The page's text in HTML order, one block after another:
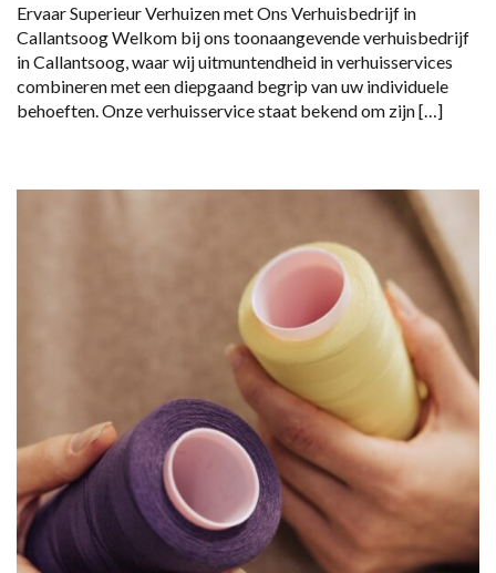
Ervaar Superieur Verhuizen met Ons Verhuisbedrijf in
Callantsoog Welkom bij ons toonaangevende verhuisbedrijf
in Callantsoog, waar wij uitmuntendheid in verhuisservices
combineren met een diepgaand begrip van uw individuele
behoeften. Onze verhuisservice staat bekend om zijn […]